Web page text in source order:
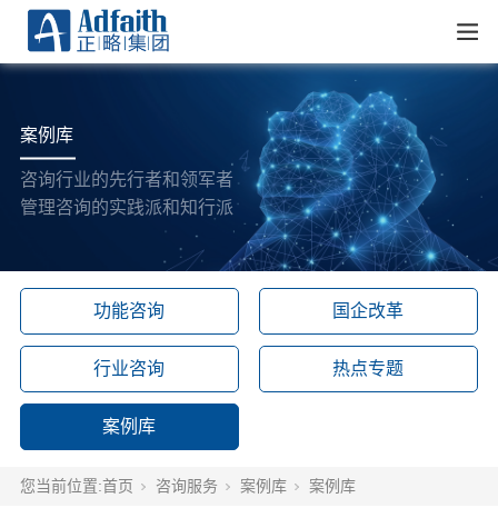
案例库
咨询行业的先行者和领军者
管理咨询的实践派和知行派
功能咨询 国企改革
行业咨询 热点专题
案例库
您当前位置:首页 咨询服务 案例库 案例库